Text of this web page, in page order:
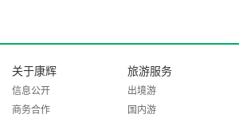
关于康辉
信息公开
商务合作
旅游服务
出境游
国内游